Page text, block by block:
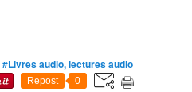
#Livres audio, lectures audio
Repost 0